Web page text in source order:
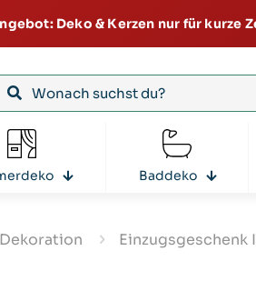
Deko & Kerzen nur für kurze
Baddeko
Dekoration Einzugsgeschenk